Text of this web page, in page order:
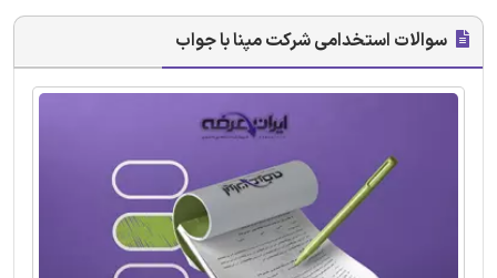
سوالات استخدامی شرکت مپنا با جواب